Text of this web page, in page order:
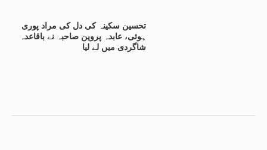
تحسین سکینہ کی دل کی مراد پوری
ہوئی، عابدہ پروین صاحبہ نے باقاعدہ
شاگردی میں لے لیا